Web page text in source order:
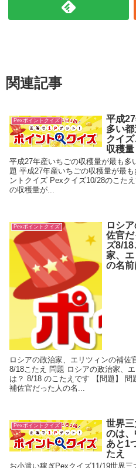
関連記事
Pexポイントクイズ
平成
多い
クイ
収穫量
平成27年産いちごの収穫量が最も
題 平成27年産いちごの収穫量が最
ントクイズ Pexクイズ10/28のこた
の収穫量が...
Pexポイントクイズ
ロシ
佐官
ズ8/
家、
の名前
ロシアの政治家、エリツィンの補
8/18こたえ 問題 ロシアの政治家、
は？ 8/18 のこたえです 【問題】
補佐官だった人の名...
Pexポイントクイズ
世界
のは
あと1
たえ
お小遣い稼ぎPexクイズ11/19世界三